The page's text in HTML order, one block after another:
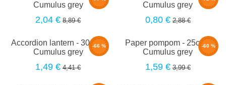
Cumulus grey
2,04 € 8,89 €
Cumulus grey
0,80 € 2,88 €
-66 %
Accordion lantern - 30cm -
Cumulus grey
1,49 € 4,41 €
-60 %
Paper pompom - 25cm -
Cumulus grey
1,59 € 3,99 €